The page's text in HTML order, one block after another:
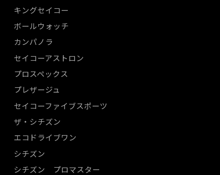
キングセイコー
ボールウォッチ
カンパノラ
セイコーアストロン
プロスペックス
プレザージュ
セイコーファイブスポーツ
ザ・シチズン
エコドライブワン
シチズン
シチズン プロマスター